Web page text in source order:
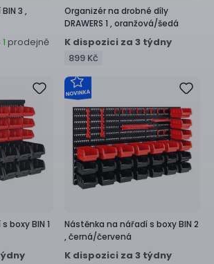
BIN 3 ,
1 prodejně
Organizér na drobné díly
DRAWERS 1 ,oranžová/šedá
K dispozici za 3 týdny
899 Kč
s boxyBIN 1
Nástěnka na nářadí s boxyBIN 2
,černá/červená
K dispozici za 3 týdny